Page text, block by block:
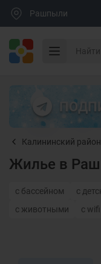
Рашпыли
Калининский район
Жилье в
с бассейном с
с животными
с wifi